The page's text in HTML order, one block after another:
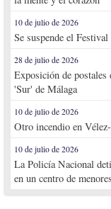
10 de julio de 2026
Se suspende el
28 de julio de 2026
Exposición de
'Sur' de Málaga
10 de julio de 2026
Otro incendio en
10 de julio de 2026
La Policía Nacional
en un centro de